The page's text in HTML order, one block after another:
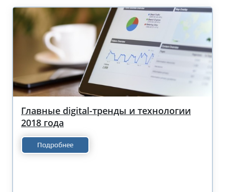
Главные digital-тренды и технологии
2018 года
Подробнее